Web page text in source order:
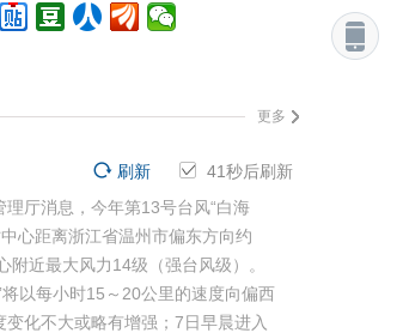
更多
40秒后刷新
刷新
理厅消息，今年第13号台风“白海
心距离浙江省温州市偏东方向约
附近最大风力14级（强台风级）。
将以每小时15～20公里的速度向偏西
变化不大或略有增强；7日早晨进入